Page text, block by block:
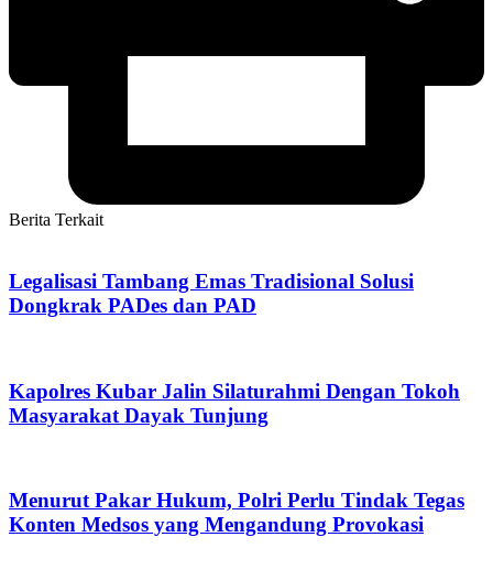
Berita Terkait
Legalisasi Tambang Emas Tradisional Solusi
Dongkrak PADes dan PAD
Kapolres Kubar Jalin Silaturahmi Dengan Tokoh
Masyarakat Dayak Tunjung
Menurut Pakar Hukum, Polri Perlu Tindak Tegas
Konten Medsos yang Mengandung Provokasi